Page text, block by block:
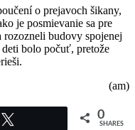
o prejavoch šikany,
je posmievanie sa pre
rozozneli budovy spojenej
bolo počuť, pretože
(am)
0
SHARES